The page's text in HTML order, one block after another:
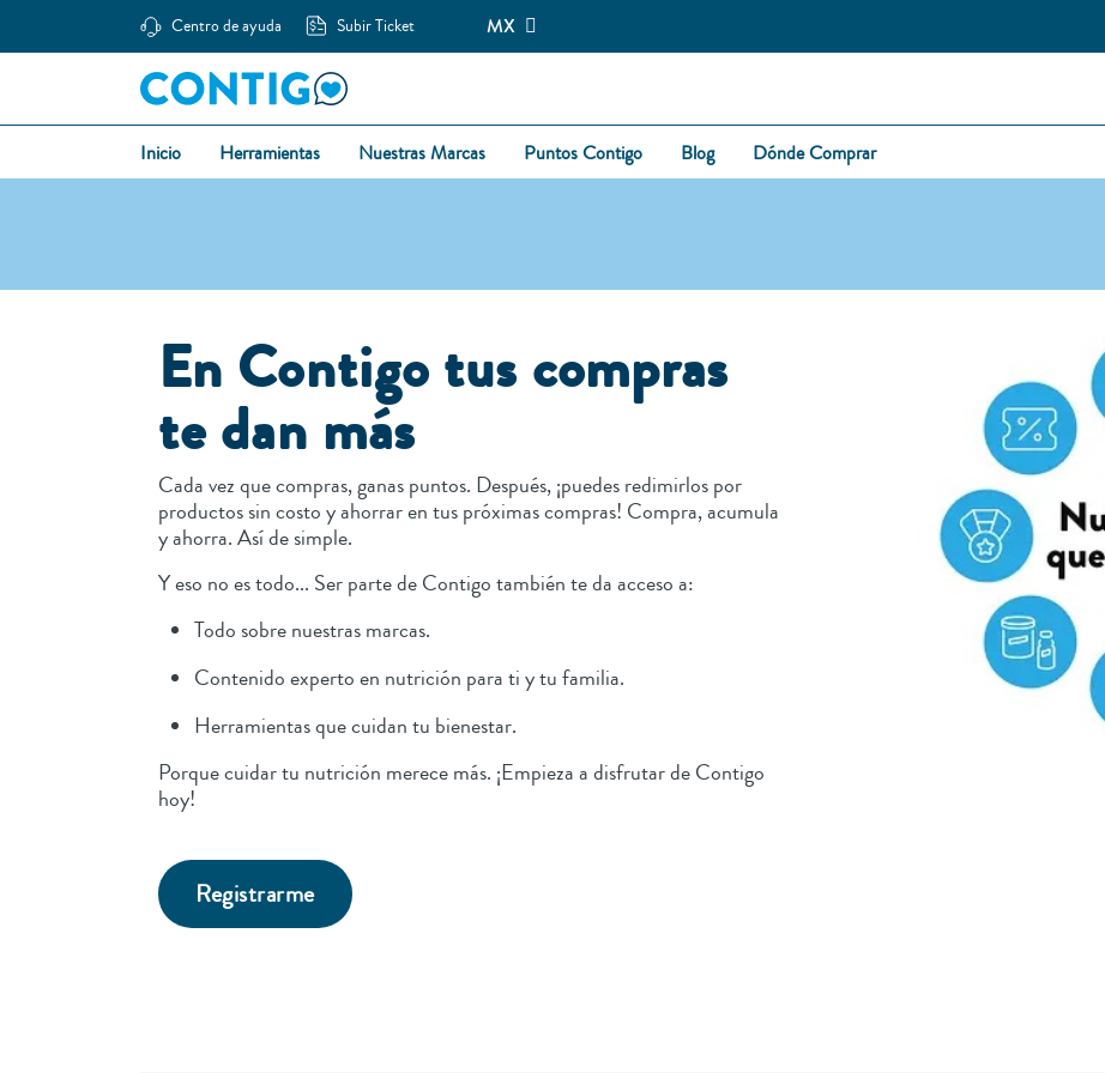
Centro de ayuda Subir Ticket MX
Inicio Herramientas Nuestras Marcas Puntos Contigo Blog Dónde Comprar
En Contigo tus compras
te dan más
Cada vez que compras, ganas puntos. Después, ¡puedes redimirlos por
productos sin costo y ahorrar en tus próximas compras! Compra, acumula
y ahorra. Así de simple.
Y eso no es todo... Ser parte de Contigo también te da acceso a:
Todo sobre nuestras marcas.
Contenido experto en nutrición para ti y tu familia.
Herramientas que cuidan tu bienestar.
Porque cuidar tu nutrición merece más. ¡Empieza a disfrutar de Contigo
hoy!
Registrarme